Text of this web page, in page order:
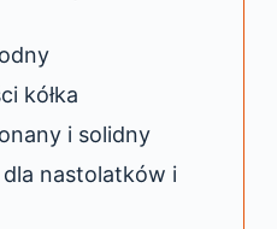
kółka
i solidny
nastolatków i